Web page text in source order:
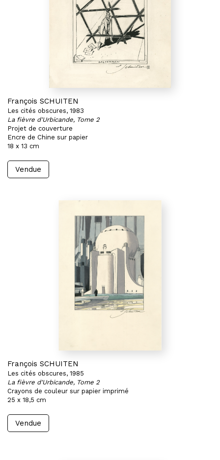
François SCHUITEN
Les cités obscures, 1983
La fièvre d'Urbicande, Tome 2
Projet de couverture
Encre de Chine sur papier
18 x 13 cm
Vendue
François SCHUITEN
Les cités obscures, 1985
La fièvre d'Urbicande, Tome 2
Crayons de couleur sur papier imprimé
25 x 18,5 cm
Vendue